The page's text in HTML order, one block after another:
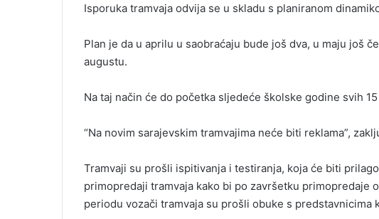
Isporuka tramvaja odvija se u skladu s planiranom
Plan je da u aprilu u saobraćaju bude još dva, u maju još
augustu.
Na taj način će do početka sljedeće školske godine svih
“Na novim sarajevskim tramvajima neće biti reklama”,
Tramvaji su prošli ispitivanja i testiranja, koja će biti
primopredaji tramvaja kako bi po završetku primopredaje
periodu vozači tramvaja su prošli obuke s predstavnicima